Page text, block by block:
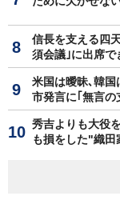
信長を支える四
須会議｣に出席
米国は曖昧､韓
市発言に｢無言の
秀吉よりも大役
も損をした"織田